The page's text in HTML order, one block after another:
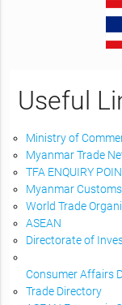
Useful
Ministry of
Myanmar Trade
TFA ENQUIRY
Myanmar
World Trade
ASEAN
Directorate of
Consumer Affairs
Trade Directory